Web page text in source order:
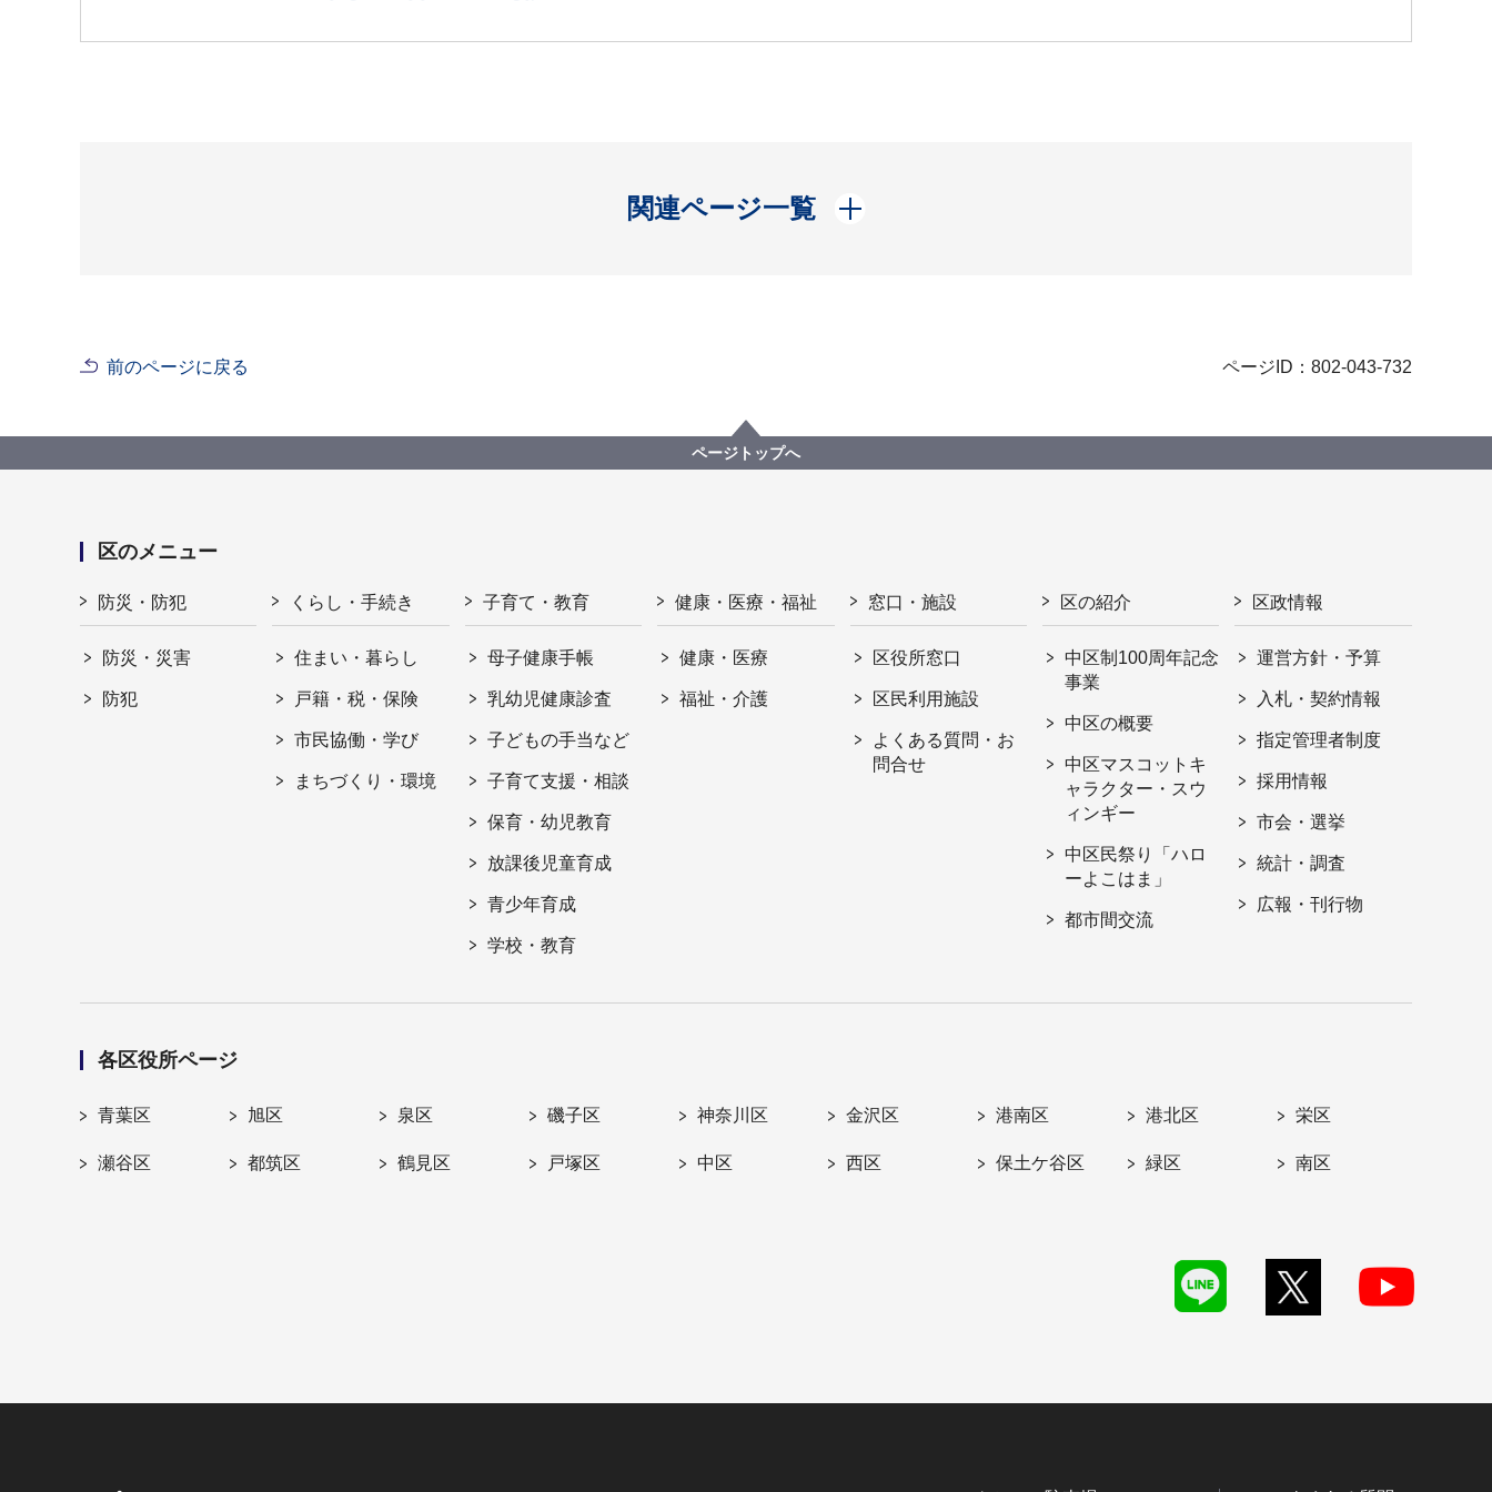
関連ページ一覧
開く
前のページに戻る ページID：802-043-732
ページトップへ
区のメニュー
防災・防犯
防災・災害
防犯
くらし・手続き
住まい・暮らし
戸籍・税・保険
市民協働・学び
まちづくり・環境
子育て・教育
母子健康手帳
乳幼児健康診査
子どもの手当など
子育て支援・相談
保育・幼児教育
放課後児童育成
青少年育成
学校・教育
健康・医療・福祉
健康・医療
福祉・介護
窓口・施設
区役所窓口
区民利用施設
よくある質問・お
問合せ
区の紹介
中区制100周年記念
事業
中区の概要
中区マスコットキ
ャラクター・スウ
ィンギー
中区民祭り「ハロ
ーよこはま」
都市間交流
区政情報
運営方針・予算
入札・契約情報
指定管理者制度
採用情報
市会・選挙
統計・調査
広報・刊行物
各区役所ページ
青葉区 旭区 泉区 磯子区 神奈川区 金沢区 港南区 港北区 栄区
瀬谷区 都筑区 鶴見区 戸塚区 中区 西区 保土ケ谷区 緑区 南区